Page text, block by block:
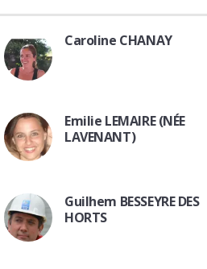
Caroline CHANAY
Emilie LEMAIRE (NÉE
LAVENANT)
Guilhem BESSEYRE DES
HORTS